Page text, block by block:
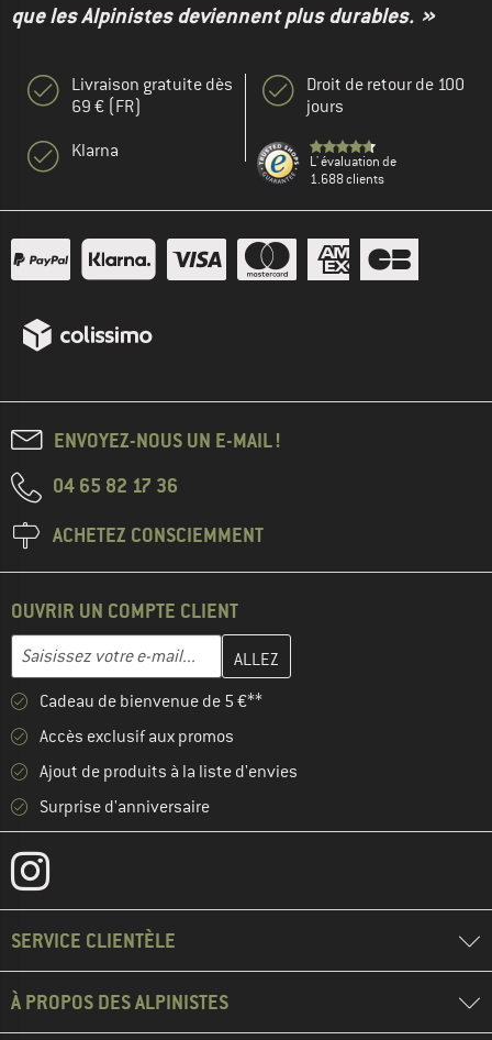
que les Alpinistes deviennent plus durables. »
Livraison gratuite dès
69 € (FR)
Klarna
Droit de retour de 100
jours
L' évaluation de
1.688 clients
ENVOYEZ-NOUS UN E-MAIL !
04 65 82 17 36
ACHETEZ CONSCIEMMENT
OUVRIR UN COMPTE CLIENT
Adresse e-mail
Entrez votre adresse e-mail ici et créez votre compte client à la
Cadeau de bienvenue de 5 €**
Accès exclusif aux promos
Ajout de produits à la liste d'envies
Surprise d'anniversaire
SERVICE CLIENTÈLE
À PROPOS DES ALPINISTES